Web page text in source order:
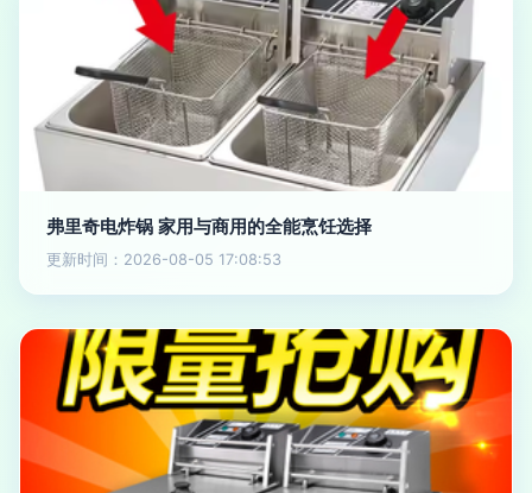
弗里奇电炸锅 家用与商用的全能烹饪选择
更新时间：2026-08-05 17:08:53